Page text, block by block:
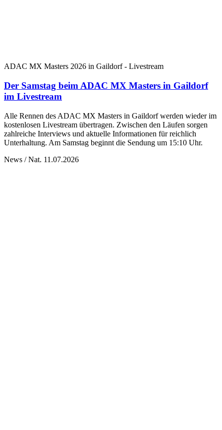
ADAC MX Masters 2026 in Gaildorf - Livestream
Der Samstag beim ADAC MX Masters in Gaildorf
im Livestream
Alle Rennen des ADAC MX Masters in Gaildorf werden wieder im
kostenlosen Livestream übertragen. Zwischen den Läufen sorgen
zahlreiche Interviews und aktuelle Informationen für reichlich
Unterhaltung. Am Samstag beginnt die Sendung um 15:10 Uhr.
News / Nat. 11.07.2026